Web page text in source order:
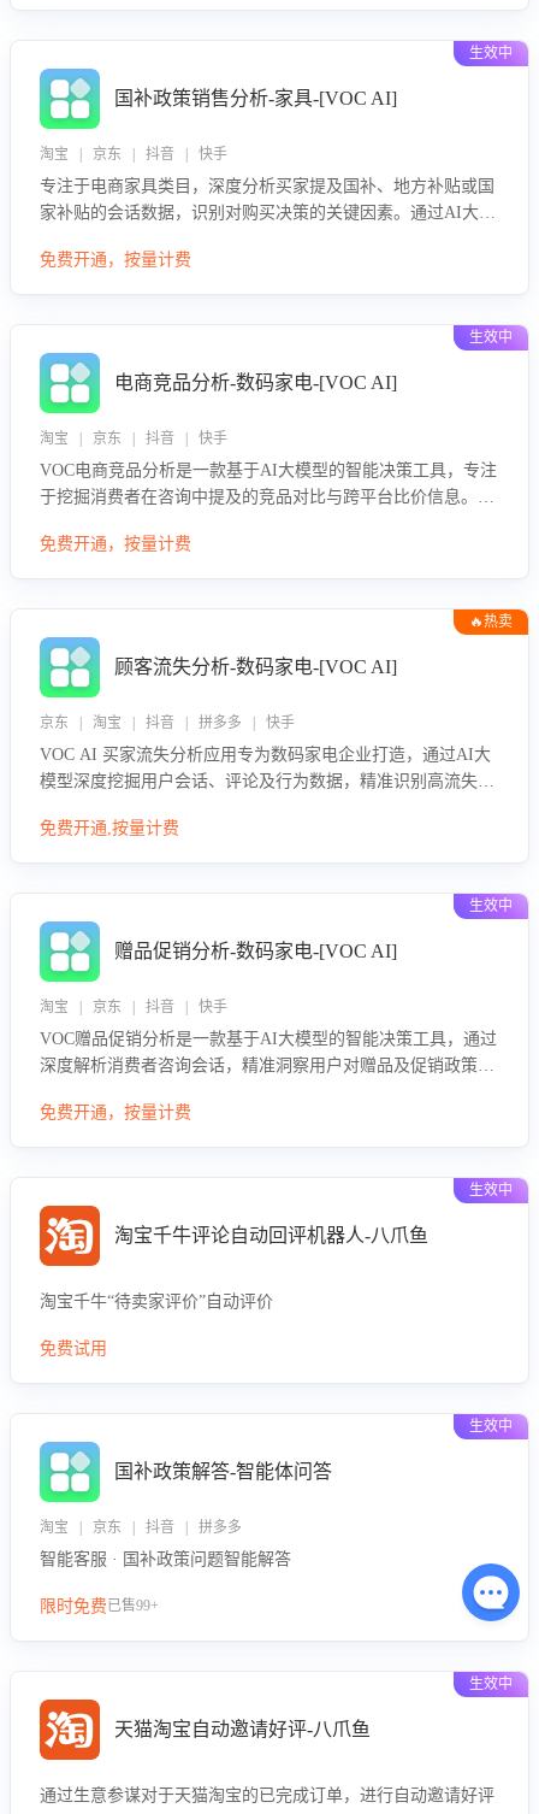
生效中
国补政策销售分析-家具-[VOC AI]
淘宝 | 京东 | 抖音 | 快手
专注于电商家具类目，深度分析买家提及国补、地方补贴或国
家补贴的会话数据，识别对购买决策的关键因素。通过AI大模
略，助力商家利用国补政策提升GMV。
免费开通，按量计费
生效中
电商竞品分析-数码家电-[VOC AI]
淘宝 | 京东 | 抖音 | 快手
VOC电商竞品分析是一款基于AI大模型的智能决策工具，专注
于挖掘消费者在咨询中提及的竞品对比与跨平台比价信息。该
息，进行多维度交叉对比，并分析消费者的比价行为。通过提
免费开通，按量计费
🔥热卖
顾客流失分析-数码家电-[VOC AI]
京东 | 淘宝 | 抖音 | 拼多多 | 快手
VOC AI 买家流失分析应用专为数码家电企业打造，通过AI大
模型深度挖掘用户会话、评论及行为数据，精准识别高流失风
迟、竞品价格冲击等。系统自动输出可落地的挽回策略，迅速
免费开通,按量计费
生效中
赠品促销分析-数码家电-[VOC AI]
淘宝 | 京东 | 抖音 | 快手
VOC赠品促销分析是一款基于AI大模型的智能决策工具，通过
深度解析消费者咨询会话，精准洞察用户对赠品及促销政策的
求，帮助企业制定个性化赠品组合策略，优化资源投放并淘汰
免费开通，按量计费
生效中
淘宝千牛评论自动回评机器人-八爪鱼
淘宝千牛“待卖家评价”自动评价
免费试用
生效中
国补政策解答-智能体问答
淘宝 | 京东 | 抖音 | 拼多多
智能客服 · 国补政策问题智能解答
限时免费已售99+
生效中
天猫淘宝自动邀请好评-八爪鱼
通过生意参谋对于天猫淘宝的已完成订单，进行自动邀请好评